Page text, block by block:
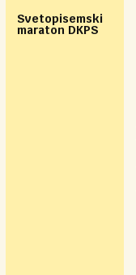
Svetopisemski
maraton DKPS